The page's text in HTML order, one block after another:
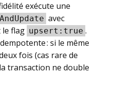
exécute une
avec
le flag upsert:true .
: si le même
fois (cas rare de
transaction ne double